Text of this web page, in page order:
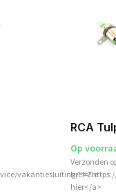
vakantiesluiting/">Zie
RCA
Op
Verzonden
hier</a>